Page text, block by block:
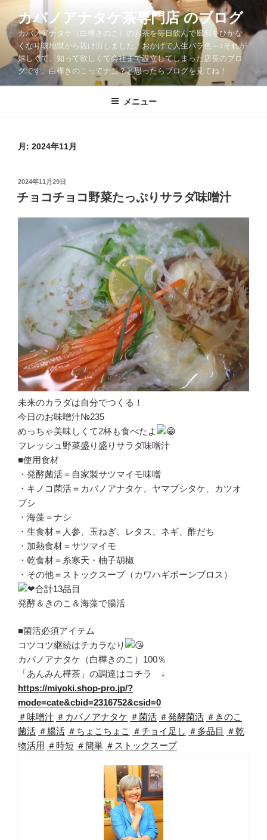
テ
ツ
カバノアナタケ茶専門店 のブログ
カバノアナタケ（白樺きのこ）のお茶を毎日飲んで風邪をひかな
くなり咳地獄から抜け出しました。おかげで人生バラ色～♪それが
嬉しくて、知って欲しくて会社まで設立してしまった店長のブロ
グです。白樺きのこってナニ？と思ったらブログを見てね！
メニュー
月: 2024年11月
投
稿
日:
2024年11月29日
チョコチョコ野菜たっぷりサラダ味噌汁
未来のカラダは自分でつくる！
今日のお味噌汁№235
めっちゃ美味しくて2杯も食べたよ
フレッシュ野菜盛り盛りサラダ味噌汁
■使用食材
・発酵菌活＝自家製サツマイモ味噌
・キノコ菌活＝カバノアナタケ、ヤマブシタケ、カツオ
ブシ
・海藻＝ナシ
・生食材＝人参、玉ねぎ、レタス、ネギ、酢だち
・加熱食材＝サツマイモ
・乾食材＝糸寒天・柚子胡椒
・その他＝ストックスープ（カワハギボーンブロス）
合計13品目
発酵＆きのこ＆海藻で腸活
■菌活必須アイテム
コツコツ継続はチカラなり
カバノアナタケ（白樺きのこ）100％
「あんみん樺茶」の調達はコチラ ↓
https://miyoki.shop-pro.jp/?
mode=cate&cbid=2316752&csid=0
＃味噌汁 ＃カバノアナタケ ＃菌活 ＃発酵菌活 ＃きのこ
菌活 ＃腸活 ＃ちょこちょこ ＃チョイ足し ＃多品目 ＃乾
物活用 ＃時短 ＃簡単 ＃ストックスープ